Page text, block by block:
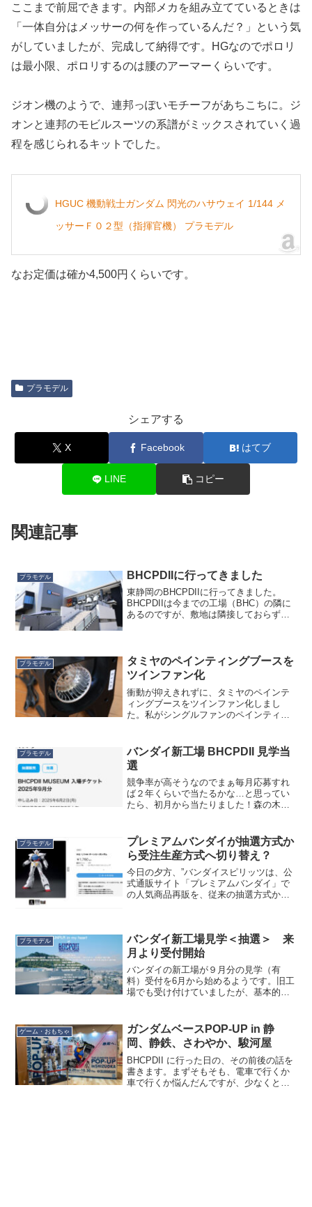
ここまで前屈できます。内部メカを組み立てているときは
「一体自分はメッサーの何を作っているんだ？」という気
がしていましたが、完成して納得です。HGなのでポロリ
は最小限、ポロリするのは腰のアーマーくらいです。
ジオン機のようで、連邦っぽいモチーフがあちこちに。ジ
オンと連邦のモビルスーツの系譜がミックスされていく過
程を感じられるキットでした。
HGUC 機動戦士ガンダム 閃光のハサウェイ 1/144 メ
ッサーＦ０２型（指揮官機） プラモデル
なお定価は確か4,500円くらいです。
プラモデル
シェアする
X Facebook はてブ
LINE コピー
関連記事
プラモデル BHCPDIIに行ってきました
東静岡のBHCPDIIに行ってきました。
BHCPDIIは今までの工場（BHC）の隣に
あるのですが、敷地は隣接しておらず、
BHCPDII...
プラモデル
タミヤのペインティングブースを
ツインファン化
衝動が抑えきれずに、タミヤのペインテ
ィングブースをツインファン化しまし
た。私がシングルファンのペインティン
ァンモデルが１万円ちょっと、ツインフ
ァンモデルが３万円くらいし...
プラモデル
バンダイ新工場 BHCPDII 見学当
選
競争率が高そうなのでまぁ毎月応募すれ
ば２年くらいで当たるかな…と思ってい
たら、初月から当たりました！森の木の
募可能ですが、・応募時に全員の氏名、
誕生日を登録・入場時に本...
プラモデル
プレミアムバンダイが抽選方式か
ら受注生産方式へ切り替え？
今日の夕方、”バンダイスピリッツは、公
式通販サイト「プレミアムバンダイ」で
の人気商品再販を、従来の抽選方式から
週間以上前の4/11の...
プラモデル
バンダイ新工場見学＜抽選＞ 来
月より受付開始
バンダイの新工場が９月分の見学（有
料）受付を6月から始めるようです。旧工
場でも受け付けていましたが、基本的に
で人生を狂わされたモノの工場というも
のも見てみたいと思い、一...
ゲーム・おもちゃ
ガンダムベースPOP-UP in 静
岡、静鉄、さわやか、駿河屋
BHCPDII に行った日の、その前後の話を
書きます。まずそもそも、電車で行くか
車で行くか悩んだんですが、少なくとも